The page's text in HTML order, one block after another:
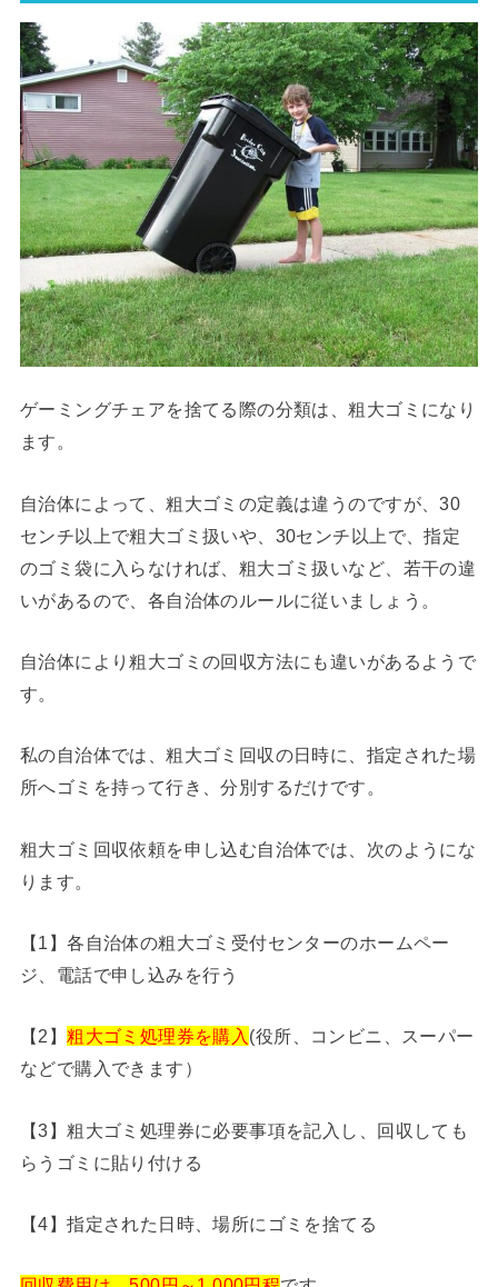
ゲーミングチェアを捨てる際の分類は、粗大ゴミになり
ます。
自治体によって、粗大ゴミの定義は違うのですが、30
センチ以上で粗大ゴミ扱いや、30センチ以上で、指定
のゴミ袋に入らなければ、粗大ゴミ扱いなど、若干の違
いがあるので、各自治体のルールに従いましょう。
自治体により粗大ゴミの回収方法にも違いがあるようで
す。
私の自治体では、粗大ゴミ回収の日時に、指定された場
所へゴミを持って行き、分別するだけです。
粗大ゴミ回収依頼を申し込む自治体では、次のようにな
ります。
【1】各自治体の粗大ゴミ受付センターのホームペー
ジ、電話で申し込みを行う
【2】粗大ゴミ処理券を購入 (役所、コンビニ、スーパー
などで購入できます）
【3】粗大ゴミ処理券に必要事項を記入し、回収しても
らうゴミに貼り付ける
【4】指定された日時、場所にゴミを捨てる